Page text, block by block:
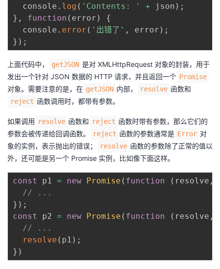
  console
. log ( 'Contents: ' + json ) ;
} , function ( error )
{
  console
. error ( '出错了' , error ) ;
} ) ;
上面代码中， getJSON 是对 XMLHttpRequest 对象的封装，用于
发出一个针对 JSON 数据的 HTTP 请求，并且返回一个 Promise
对象。需要注意的是，在 getJSON 内部， resolve 函数和
reject 函数调用时，都带有参数。
如果调用 resolve 函数和 reject 函数时带有参数，那么它们的
参数会被传递给回调函数。
reject 函数的参数通常是 Error 对
象的实例，表示抛出的错误；
resolve 函数的参数除了正常的值以
外，还可能是另一个 Promise 实例，比如像下面这样。
const p1 = new Promise ( function ( resolve ,
// ...
} ) ;
const
p2 = new Promise ( function ( resolve ,
// ...
resolve ( p1 ) ;
} )